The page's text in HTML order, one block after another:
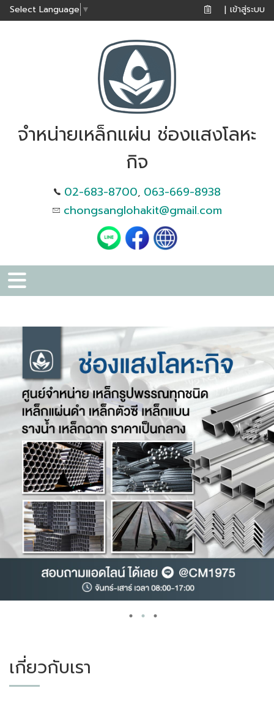
Select Language ▼ | เข้าสู่ระบบ
จำหน่ายเหล็กแผ่น ช่องแสงโลหะ
กิจ
02-683-8700, 063-669-8938
chongsanglohakit@gmail.com
เกี่ยวกับเรา